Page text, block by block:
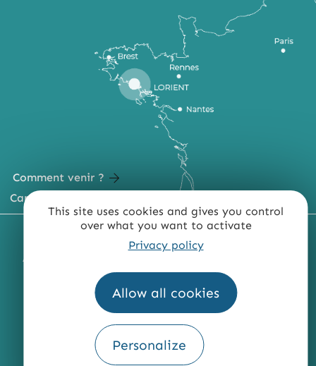
This site uses cookies and gives you control
over what you want to activate
Privacy policy
Allow all cookies
Personalize
Comment venir ?
Carte du territoire
MENTIONS LÉGALES PLAN DU SITE
ACCESSIBILITÉ : NON CONFORME